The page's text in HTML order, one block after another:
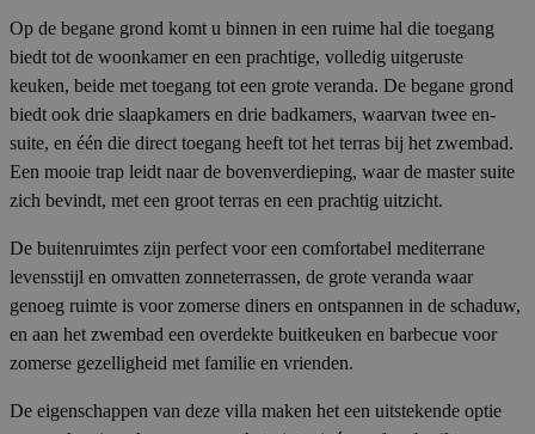
Op de begane grond komt u binnen in een ruime hal die toegang
biedt tot de woonkamer en een prachtige, volledig uitgeruste
keuken, beide met toegang tot een grote veranda. De begane grond
biedt ook drie slaapkamers en drie badkamers, waarvan twee en-
suite, en één die direct toegang heeft tot het terras bij het zwembad.
Een mooie trap leidt naar de bovenverdieping, waar de master suite
zich bevindt, met een groot terras en een prachtig uitzicht.
De buitenruimtes zijn perfect voor een comfortabel mediterrane
levensstijl en omvatten zonneterrassen, de grote veranda waar
genoeg ruimte is voor zomerse diners en ontspannen in de schaduw,
en aan het zwembad een overdekte buitkeuken en barbecue voor
zomerse gezelligheid met familie en vrienden.
De eigenschappen van deze villa maken het een uitstekende optie